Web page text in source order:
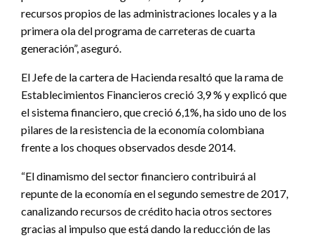
recursos propios de las administraciones locales y a la
primera ola del programa de carreteras de cuarta
generación”, aseguró.
El Jefe de la cartera de Hacienda resaltó que la rama de
Establecimientos Financieros creció 3,9 % y explicó que
el sistema financiero, que creció 6,1%, ha sido uno de los
pilares de la resistencia de la economía colombiana
frente a los choques observados desde 2014.
“El dinamismo del sector financiero contribuirá al
repunte de la economía en el segundo semestre de 2017,
canalizando recursos de crédito hacia otros sectores
gracias al impulso que está dando la reducción de las